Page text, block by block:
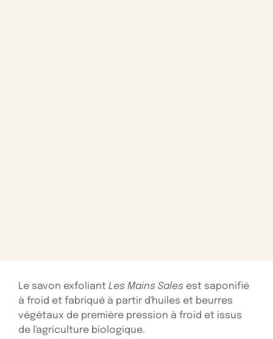
Le savon exfoliant Les Mains Sales est saponifié
à froid et fabriqué à partir d'huiles et beurres
végétaux de première pression à froid et issus
de l'agriculture biologique.